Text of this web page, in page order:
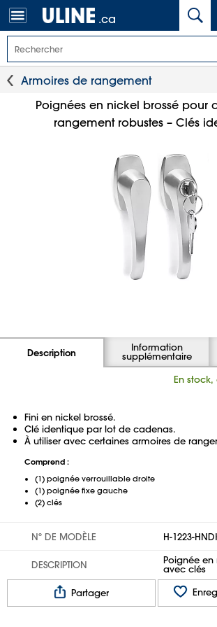
.ca
Armoires de rangement
Poignées en nickel brossé pour
rangement robustes – Clés
Description Information
supplémentaire
En
Fini en nickel brossé.
Clé identique par lot de cadenas.
À utiliser avec certaines armoires de
Comprend :
(1) poignée verrouillable droite
(1) poignée fixe gauche
(2) clés
Nº DE MODÈLE H-1223-
DESCRIPTION Poignée en
avec clés
Partager